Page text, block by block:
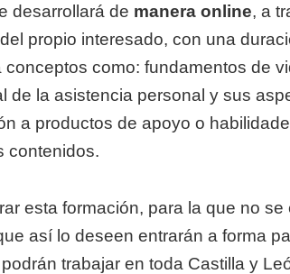
desarrollará de manera online, a
propio interesado, con una
conceptos como: fundamentos de
de la asistencia personal y sus
a productos de apoyo o
contenidos.
esta formación, para la que no
así lo deseen entrarán a forma
trabajar en toda Castilla y